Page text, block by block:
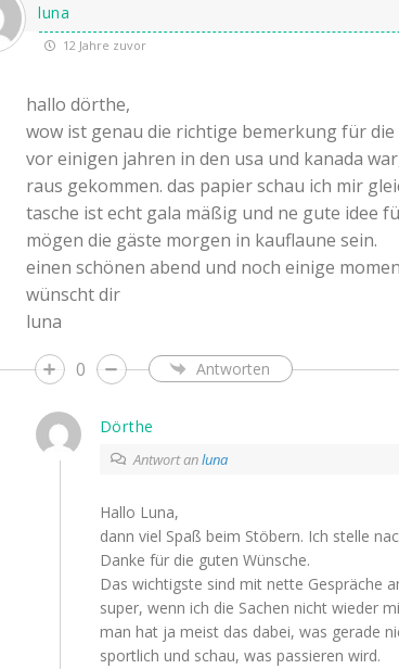
luna
12 Jahre zuvor
hallo dörthe,
wow ist genau die richtige bemerkung für die
vor einigen jahren in den usa und kanada
raus gekommen. das papier schau ich mir
tasche ist echt gala mäßig und ne gute idee
mögen die gäste morgen in kauflaune sein.
einen schönen abend und noch einige
wünscht dir
luna
0
Antworten
Dörthe
Antwort anluna
Hallo Luna,
dann viel Spaß beim Stöbern. Ich stelle
Danke für die guten Wünsche.
Das wichtigste sind mit nette Gespräche
super, wenn ich die Sachen nicht wieder
man hat ja meist das dabei, was gerade
sportlich und schau, was passieren wird.